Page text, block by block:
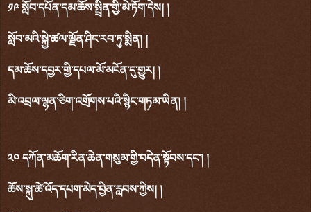
༡༩ སློབ་དཔོན་དམ་ཆོས་སྤྲིན་གྱི་མེ་ཏོག་དེས། །
སློབ་མའི་སྐྱེ་ཚལ་ལྗོན་ཤིང་རབ་ཏུ་སྨིན། །
དམ་ཆོས་དབྱར་གྱི་དཔལ་མོ་མངོན་དུ་གྱུར། །
མི་འབྲལ་ལྷན་ཅིག་འགྲོགས་པའི་སྙིང་གཏམ་ཡིན། །
༢༠ དཀོན་མཆོག་རིན་ཆེན་གསུམ་གྱི་བདེན་སྟོབས་དང་། །
ཆོས་སྐུ་ཚེ་འོད་དཔག་མེད་བྱིན་རླབས་ཀྱིས། །